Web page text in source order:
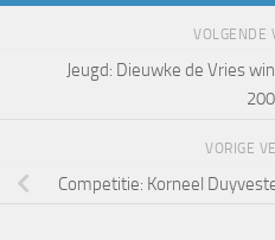
VOLGENDE
Jeugd: Dieuwke de Vries
VORIGE
Competitie: Korneel